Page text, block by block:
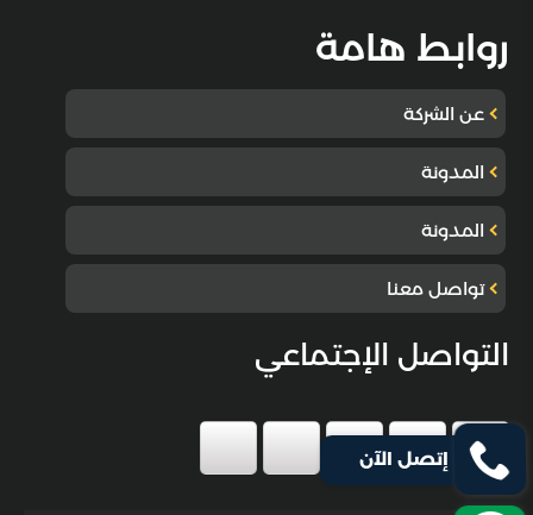
روابط هامة
عن الشركة
المدونة
المدونة
تواصل معنا
التواصل الإجتماعي
إتصل الآن